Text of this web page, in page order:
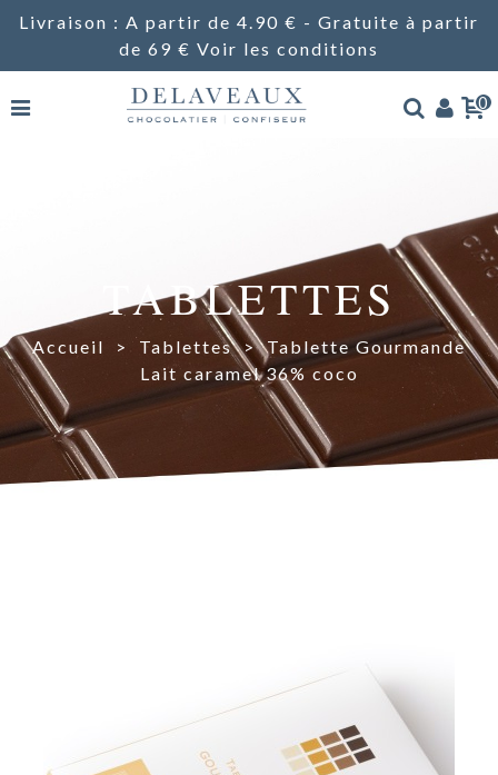
Livraison : A partir de 4.90 € - Gratuite à partir
de 69 € Voir les conditions
0
TABLETTES
Accueil > Tablettes > Tablette Gourmande
Lait caramel 36% coco